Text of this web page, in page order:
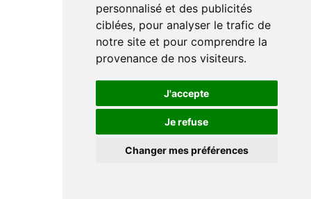
personnalisé et des publicités
ciblées, pour analyser le trafic de
notre site et pour comprendre la
provenance de nos visiteurs.
J'accepte
Je refuse
Changer mes préférences